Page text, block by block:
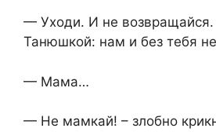
— Уходи. И не возвращайся.
Танюшкой: нам и без тебя
— Мама…
— Не мамкай! – злобно